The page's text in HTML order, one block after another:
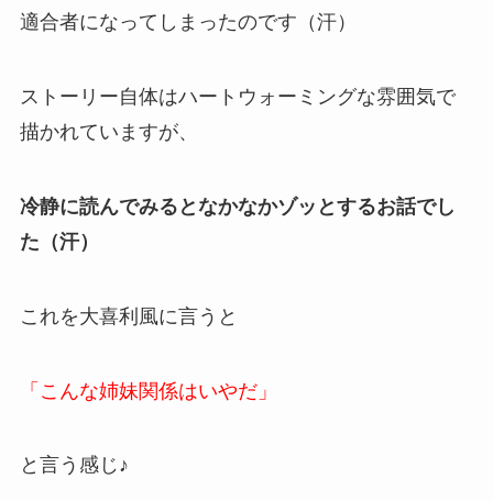
適合者になってしまったのです（汗）
ストーリー自体はハートウォーミングな雰囲気で
描かれていますが、
冷静に読んでみるとなかなかゾッとするお話でし
た（汗）
これを大喜利風に言うと
「こんな姉妹関係はいやだ」
と言う感じ♪